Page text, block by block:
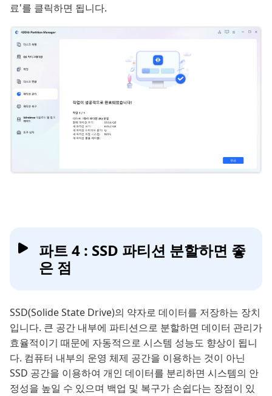
료'를 클릭하면 됩니다.
파트 4 : SSD 파티션 분할하면 좋
은 점
SSD(Solide State Drive)의 약자로 데이터를 저장하는 장치
입니다. 큰 공간 내부에 파티션으로 분할하면 데이터 관리가
효율적이기 때문에 자동적으로 시스템 성능도 향상이 됩니
다. 컴퓨터 내부의 운영 체제 공간을 이용하는 것이 아닌
SSD 공간을 이용하여 개인 데이터를 분리하면 시스템의 안
정성을 높일 수 있으며 백업 및 복구가 손쉽다는 장점이 있